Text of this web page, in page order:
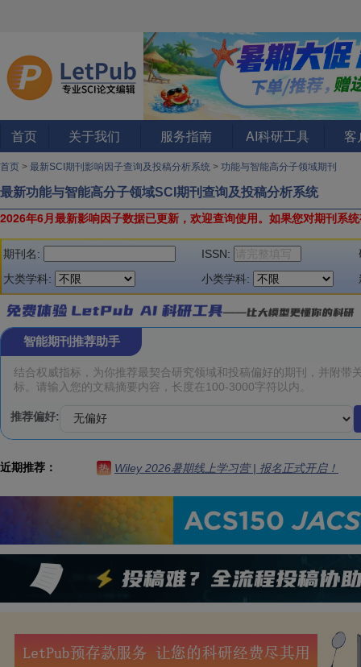
首页 关于我们 服务指南 AI科研工具 客
首页 > 最新SCI期刊影响因子查询及投稿分析系统 > 功能与智能高分子领域期刊
最新功能与智能高分子领域SCI期刊查询及投稿分析系统
2026年6月最新影响因子数据已更新，欢迎查询使用。 如果您对期刊系
期刊名: ISSN:
大类学科:
小类学科:
智能期刊推荐助手
推荐偏好:
近期推荐： 热 Wiley 2026暑期线上学习营 | 报名正式开启！